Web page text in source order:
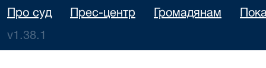
Про суд Прес-центр Громадянам
v1.38.1